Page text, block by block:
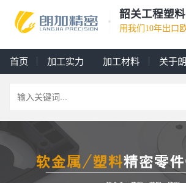
韶关工程塑
用我们10年出口
首页 加工实力 加工材料 关于